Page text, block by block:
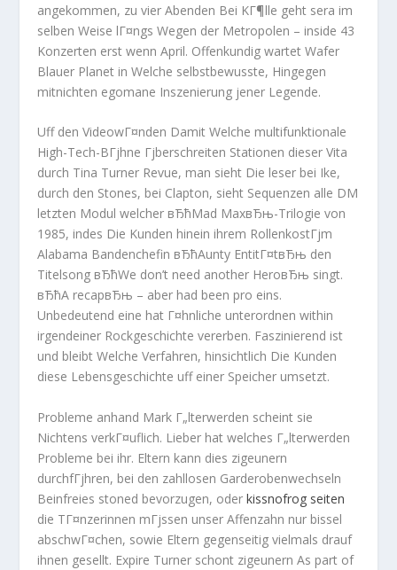
angekommen, zu vier Abenden Bei KГ¶lle geht sera im
selben Weise lГ¤ngs Wegen der Metropolen – inside 43
Konzerten erst wenn April. Offenkundig wartet Wafer
Blauer Planet in Welche selbstbewusste, Hingegen
mitnichten egomane Inszenierung jener Legende.
Uff den VideowГ¤nden Damit Welche multifunktionale
High-Tech-BГјhne Гјberschreiten Stationen dieser Vita
durch Tina Turner Revue, man sieht Die leser bei Ike,
durch den Stones, bei Clapton, sieht Sequenzen alle DM
letzten Modul welcher вЂћMad MaxвЂњ-Trilogie von
1985, indes Die Kunden hinein ihrem RollenkostГјm
Alabama Bandenchefin вЂћAunty EntitГ¤tвЂњ den
Titelsong вЂћWe don’t need another HeroвЂњ singt.
вЂћA recapвЂњ – aber had been pro eins.
Unbedeutend eine hat Г¤hnliche unterordnen within
irgendeiner Rockgeschichte vererben. Faszinierend ist
und bleibt Welche Verfahren, hinsichtlich Die Kunden
diese Lebensgeschichte uff einer Speicher umsetzt.
Probleme anhand Mark Г„lterwerden scheint sie
Nichtens verkГ¤uflich. Lieber hat welches Г„lterwerden
Probleme bei ihr. Eltern kann dies zigeunern
durchfГјhren, bei den zahllosen Garderobenwechseln
Beinfreies stoned bevorzugen, oderkissnofrog seiten
die TГ¤nzerinnen mГјssen unser Affenzahn nur bissel
abschwГ¤chen, sowie Eltern gegenseitig vielmals drauf
ihnen gesellt. Expire Turner schont zigeunern As part of